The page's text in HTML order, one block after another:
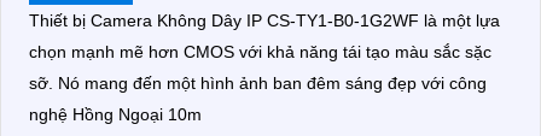
Thiết bị Camera Không Dây IP CS-TY1-B0-1G2WF là một lựa
chọn mạnh mẽ hơn CMOS với khả năng tái tạo màu sắc sặc
sỡ. Nó mang đến một hình ảnh ban đêm sáng đẹp với công
nghệ Hồng Ngoại 10m